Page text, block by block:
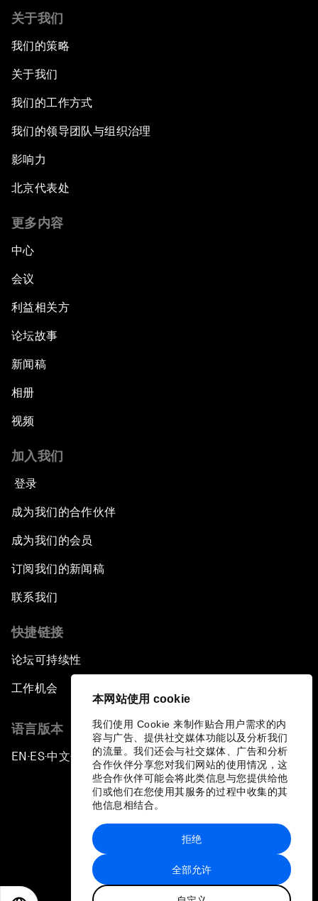
本网站使用 cookie
我们使用 Cookie 来制作贴合用户需求的内
容与广告、提供社交媒体功能以及分析我们
的流量。我们还会与社交媒体、广告和分析
合作伙伴分享您对我们网站的使用情况，这
些合作伙伴可能会将此类信息与您提供给他
们或他们在您使用其服务的过程中收集的其
他信息相结合。
全部允许
拒绝
关于我们
我们的策略
关于我们
我们的工作方式
我们的领导团队与组织治理
影响力
北京代表处
更多内容
中心
会议
利益相关方
论坛故事
新闻稿
相册
视频
加入我们
登录
成为我们的合作伙伴
成为我们的会员
订阅我们的新闻稿
联系我们
快捷链接
论坛可持续性
工作机会
语言版本
EN ▪ES▪中文▪ 日本語
站点地图